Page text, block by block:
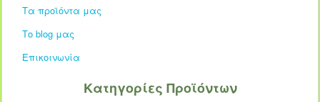
Τα προϊόντα μας
Το blog μας
Επικοινωνία
Κατηγορίες Προϊόντων